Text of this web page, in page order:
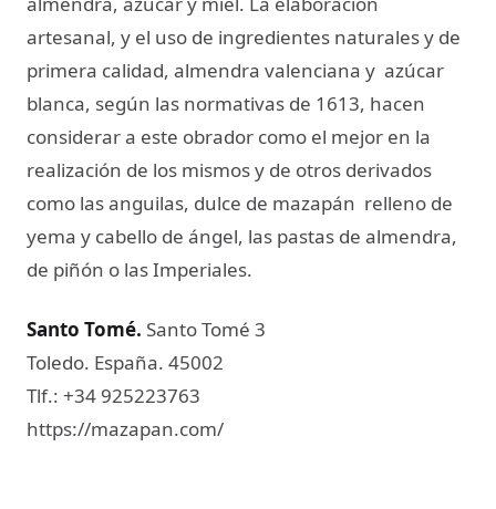
artesanal, y el uso de ingredientes naturales y de
primera calidad, almendra valenciana y azúcar
blanca, según las normativas de 1613, hacen
considerar a este obrador como el mejor en la
realización de los mismos y de otros derivados
como las anguilas, dulce de mazapán relleno de
yema y cabello de ángel, las pastas de almendra,
de piñón o las Imperiales.
Santo Tomé. Santo Tomé 3
Toledo. España. 45002
Tlf.: +34 925223763
https://mazapan.com/